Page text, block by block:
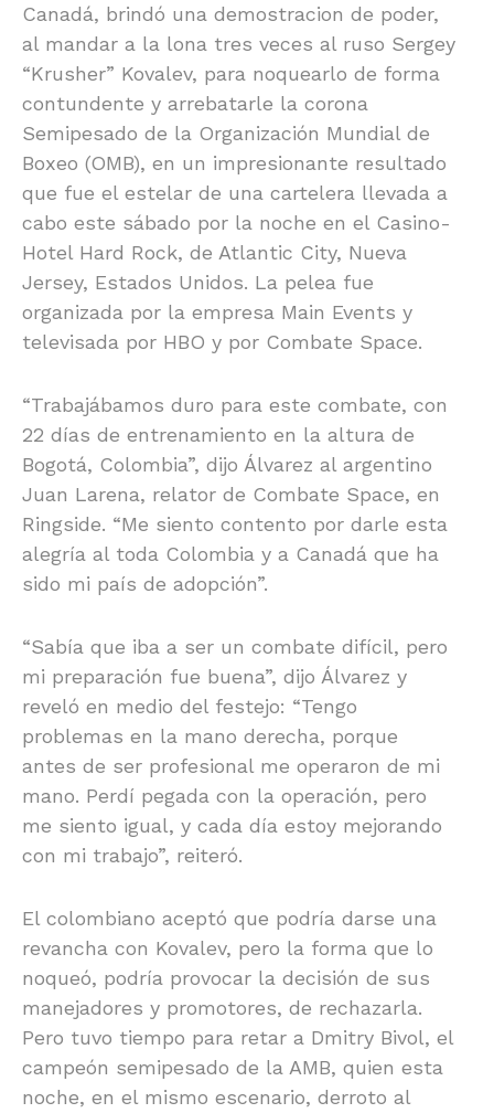
Canadá, brindó una demostracion de poder,
al mandar a la lona tres veces al ruso Sergey
“Krusher” Kovalev, para noquearlo de forma
contundente y arrebatarle la corona
Semipesado de la Organización Mundial de
Boxeo (OMB), en un impresionante resultado
que fue el estelar de una cartelera llevada a
cabo este sábado por la noche en el Casino-
Hotel Hard Rock, de Atlantic City, Nueva
Jersey, Estados Unidos. La pelea fue
organizada por la empresa Main Events y
televisada por HBO y por Combate Space.
“Trabajábamos duro para este combate, con
22 días de entrenamiento en la altura de
Bogotá, Colombia”, dijo Álvarez al argentino
Juan Larena, relator de Combate Space, en
Ringside. “Me siento contento por darle esta
alegría al toda Colombia y a Canadá que ha
sido mi país de adopción”.
“Sabía que iba a ser un combate difícil, pero
mi preparación fue buena”, dijo Álvarez y
reveló en medio del festejo: “Tengo
problemas en la mano derecha, porque
antes de ser profesional me operaron de mi
mano. Perdí pegada con la operación, pero
me siento igual, y cada día estoy mejorando
con mi trabajo”, reiteró.
El colombiano aceptó que podría darse una
revancha con Kovalev, pero la forma que lo
noqueó, podría provocar la decisión de sus
manejadores y promotores, de rechazarla.
Pero tuvo tiempo para retar a Dmitry Bivol, el
campeón semipesado de la AMB, quien esta
noche, en el mismo escenario, derroto al